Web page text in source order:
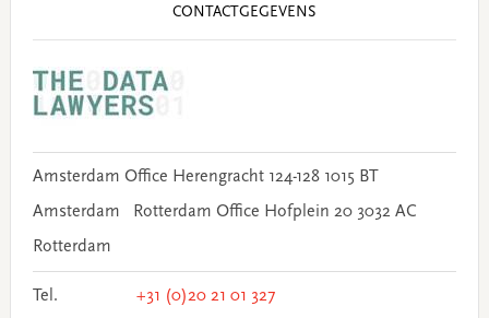
CONTACTGEGEVENS
Amsterdam Office Herengracht 124-128 1015 BT
Amsterdam Rotterdam Office Hofplein 20 3032 AC
Rotterdam
Tel. +31 (0)20 21 01 327